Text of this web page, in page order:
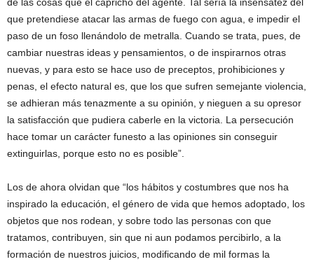
que pretendiese atacar las armas de fuego con agua, e impedir el
paso de un foso llenándolo de metralla. Cuando se trata, pues, de
cambiar nuestras ideas y pensamientos, o de inspirarnos otras
nuevas, y para esto se hace uso de preceptos, prohibiciones y
penas, el efecto natural es, que los que sufren semejante violencia,
se adhieran más tenazmente a su opinión, y nieguen a su opresor
la satisfacción que pudiera caberle en la victoria. La persecución
hace tomar un carácter funesto a las opiniones sin conseguir
extinguirlas, porque esto no es posible”.
Los de ahora olvidan que “los hábitos y costumbres que nos ha
inspirado la educación, el género de vida que hemos adoptado, los
objetos que nos rodean, y sobre todo las personas con que
tratamos, contribuyen, sin que ni aun podamos percibirlo, a la
formación de nuestros juicios, modificando de mil formas la